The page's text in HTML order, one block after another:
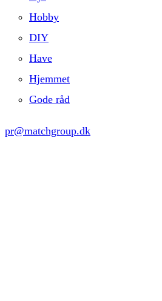
Hobby
DIY
Have
Hjemmet
Gode råd
pr@matchgroup.dk